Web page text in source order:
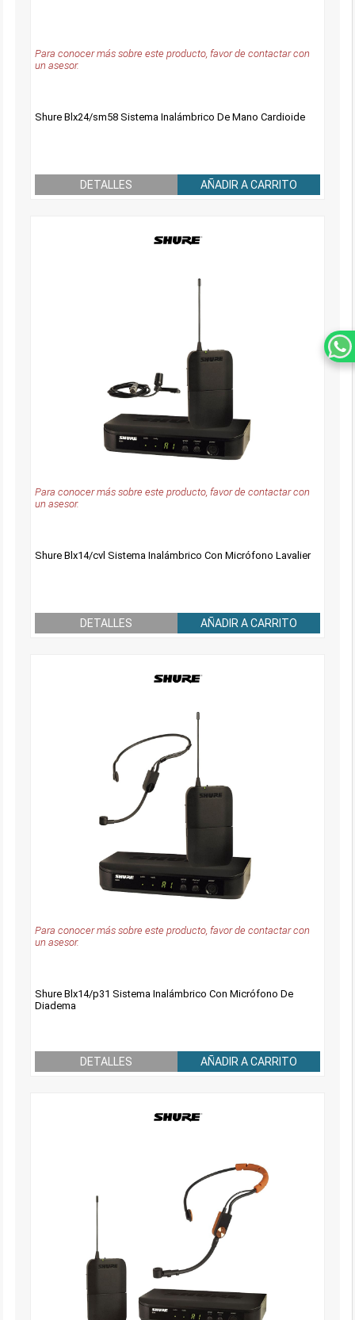
Para conocer más sobre este producto, favor de contactar con
un asesor.
Shure Blx24/sm58 Sistema Inalámbrico De Mano Cardioide
DETALLES AÑADIR A CARRITO
Para conocer más sobre este producto, favor de contactar con
un asesor.
Shure Blx14/cvl Sistema Inalámbrico Con Micrófono Lavalier
DETALLES AÑADIR A CARRITO
Para conocer más sobre este producto, favor de contactar con
un asesor.
Shure Blx14/p31 Sistema Inalámbrico Con Micrófono De
Diadema
DETALLES AÑADIR A CARRITO